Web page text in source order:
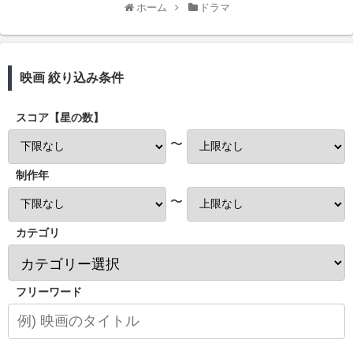
ホーム ドラマ
映画 絞り込み条件
スコア【星の数】
〜
制作年
〜
カテゴリ
フリーワード